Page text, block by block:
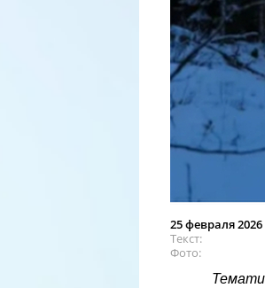
25 февраля 2026
Текст
Фото